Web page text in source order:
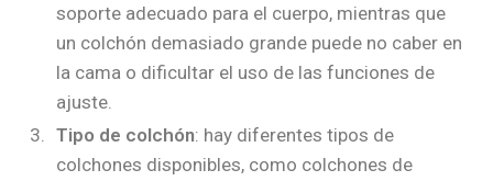
soporte adecuado para el cuerpo, mientras que
un colchón demasiado grande puede no caber en
la cama o dificultar el uso de las funciones de
ajuste.
Tipo de colchón: hay diferentes tipos de
colchones disponibles, como colchones de